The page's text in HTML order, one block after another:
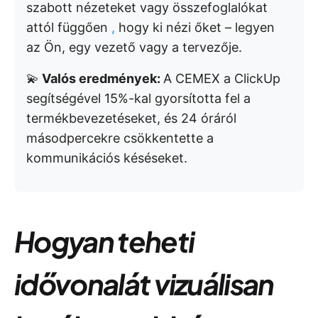
szabott nézeteket vagy összefoglalókat
attól függően , hogy ki nézi őket – legyen
az Ön, egy vezető vagy a tervezője.
💫 Valós eredmények: A CEMEX a ClickUp
segítségével 15%-kal gyorsította fel a
termékbevezetéseket, és 24 óráról
másodpercekre csökkentette a
kommunikációs késéseket.
Hogyan teheti
idővonalát vizuálisan